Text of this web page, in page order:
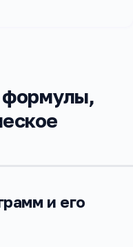
формулы,
и его